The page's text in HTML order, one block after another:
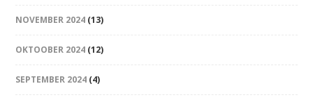
NOVEMBER 2024 (13)
OKTOOBER 2024 (12)
SEPTEMBER 2024 (4)